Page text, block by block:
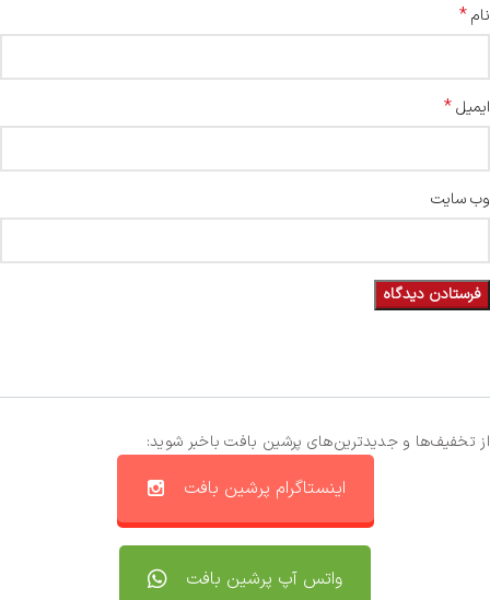
نام*
ایمیل*
وب‌ سایت
از تخفیف‌ها و جدیدترین‌های پرشین بافت باخبر شوید:
اینستاگرام پرشین بافت
واتس آپ پرشین بافت